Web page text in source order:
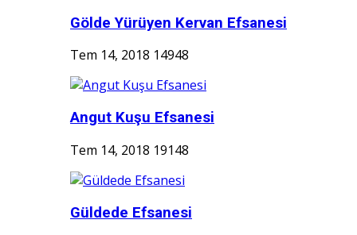
Gölde Yürüyen Kervan Efsanesi
Tem 14, 2018 14948
Angut Kuşu Efsanesi
Tem 14, 2018 19148
Güldede Efsanesi